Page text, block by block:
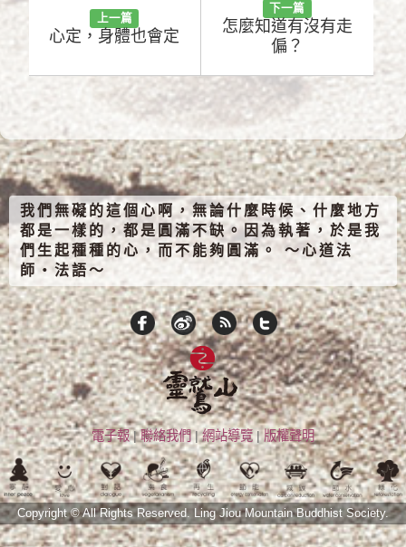
上一篇
心定，身體也會定
下一篇
怎麼知道有沒有走
偏？
我們無礙的這個心啊，無論什麼時候、什麼地方
都是一樣的，都是圓滿不缺。因為執著，於是我
們生起種種的心，而不能夠圓滿。 ～心道法
師‧法語～
電子報|聯絡我們|網站導覽|版權聲明
Copyright © All Rights Reserved. Ling Jiou Mountain Buddhist Society.